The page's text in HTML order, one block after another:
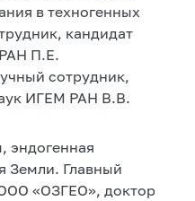
в техногенных
кандидат
П.Е.
сотрудник,
ИГЕМ РАН В.В.
эндогенная
Земли. Главный
«ОЗГЕО», доктор